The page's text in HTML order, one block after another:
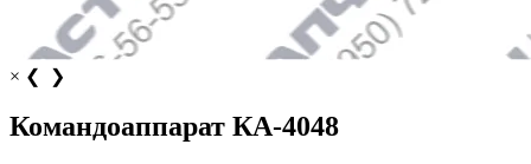
× ❮ ❯
Командоаппарат КА-4048